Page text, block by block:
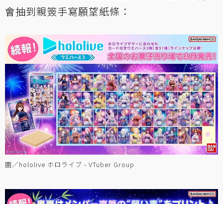
會抽到親簽手寫願望紙條：
圖／hololive ホロライブ - VTuber Group